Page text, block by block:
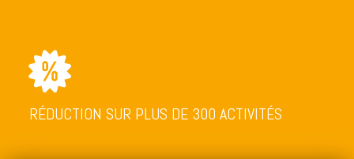
RÉDUCTION SUR PLUS DE 300 ACTIVITÉS